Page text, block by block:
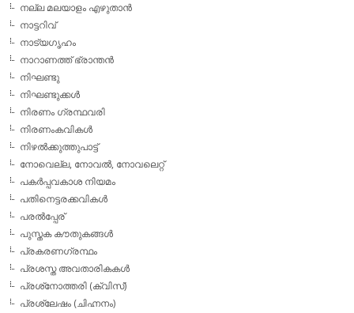
നല്ല മലയാളം എഴുതാന്‍
നാട്ടറിവ്
നാട്യഗൃഹം
നാറാണത്ത് ഭ്രാന്തന്‍
നിഘണ്ടു
നിഘണ്ടുക്കള്‍
നിരണം ഗ്രന്ഥവരി
നിരണംകവികള്‍
നിഴല്‍ക്കുത്തുപാട്ട്
നോവെല്ല, നോവല്‍, നോവലെറ്റ്
പകര്‍പ്പവകാശ നിയമം
പതിനെട്ടരക്കവികള്‍
പരല്‍പ്പേര്
പുസ്തക കൗതുകങ്ങള്‍
പ്രകരണഗ്രന്ഥം
പ്രശസ്ത അവതാരികകള്‍
പ്രശ്‌നോത്തരി (ക്വിസ്)
പ്രശ്ലേഷം (ചിഹ്നനം)